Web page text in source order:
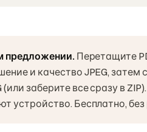
предложении. Перетащите
и качество JPEG,
заберите все сразу в
устройство. Бесплатно,